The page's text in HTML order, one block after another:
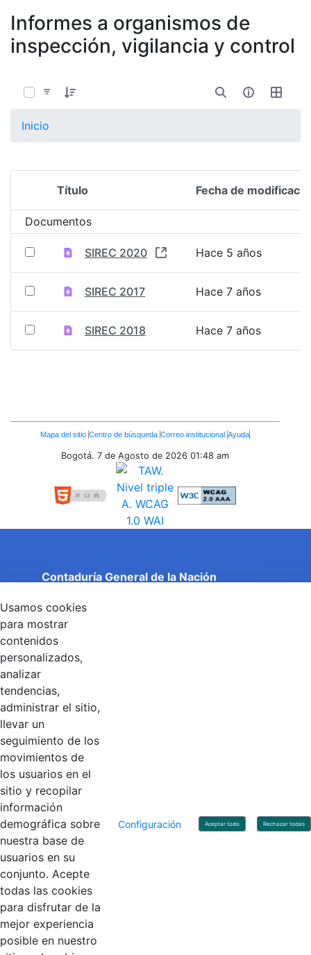
Informes a organismos de
inspección, vigilancia y control
Inicio
Selección del elemento
Título Fecha de
Documentos
SIREC 2020 Hace 5 años
SIREC 2017 Hace 7 años
SIREC 2018 Hace 7 años
Enlaces
Inferiores
Mapa del sitio Centro de búsqueda Correo institucional Ayuda
Bogotá. 7 de Agosto de 2026 01:48 am
Contaduría General de la Nación
Entidad adscrita al Ministerio de Hacienda y Crédito
Público
Torre 1 (Aire) - Piso 15, Bogotá D.C., Colombia
Código Postal: 111071
Linkedin
Contacto
Línea de servicio al ciudadano: +57(601) 492 64 00
Correo Institucional:
Correo de notificaciones judiciales:
notificacionjudicial@contaduria.gov.co
Correo de Asuntos disciplinarios:
asuntosdisciplinarios@contaduria.gov.co
Línea Anticorrupción: +57(601) 492 64 00 Ext. 4
Política de privacidad y protección de datos personales
Política de derechos de autor
Términos y condiciones de uso
© Copyright 2026 - Todos los derechos reservados
Gobierno de Colombia
Usamos cookies
para mostrar
contenidos
personalizados,
analizar
tendencias,
administrar el sitio,
llevar un
seguimiento de los
movimientos de
los usuarios en el
sitio y recopilar
información
demográfica sobre
nuestra base de
usuarios en su
conjunto. Acepte
todas las cookies
para disfrutar de la
mejor experiencia
posible en nuestro
Configuración Aceptar todo Rechazar todas